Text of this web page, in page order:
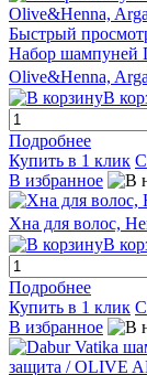
Быстрый
Набор шампуней
Olive&Henna,
В
Подробнее
Купить в 1 клик
В избранное
Хна для волос,
В
Подробнее
Купить в 1 клик
В избранное